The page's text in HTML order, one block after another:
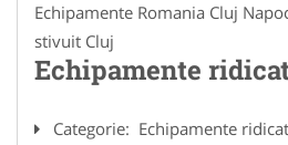
Echipamente Romania Cluj
stivuit Cluj
Echipamente
Categorie: Echipamente